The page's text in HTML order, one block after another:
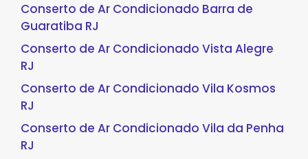
Conserto de Ar Condicionado Barra de
Guaratiba RJ
Conserto de Ar Condicionado Vista Alegre
RJ
Conserto de Ar Condicionado Vila Kosmos
RJ
Conserto de Ar Condicionado Vila da Penha
RJ